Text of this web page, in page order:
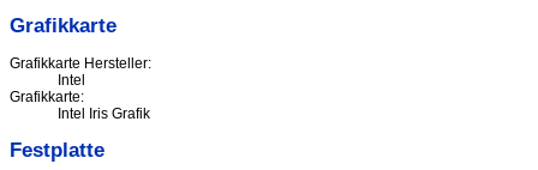
Grafikkarte
Grafikkarte Hersteller:
Intel
Grafikkarte:
Intel Iris Grafik
Festplatte